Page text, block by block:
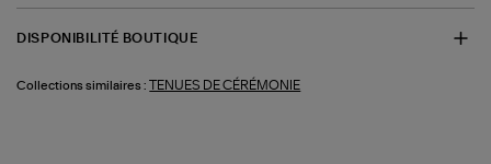
DISPONIBILITÉ BOUTIQUE
Collections similaires : TENUES DE CÉRÉMONIE